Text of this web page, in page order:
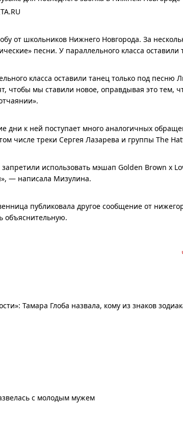
от школьников Нижнего Новгорода. За
песни. У параллельного класса
класса оставили танец только под
чтобы мы ставили новое, оправдывая это
дни к ней поступает много аналогичных
числе треки Сергея Лазарева и группы The
использовать мэшап Golden Brown x
— написала Мизулина.
публиковала другое сообщение от
объяснительную.
Тамара Глоба назвала, кому из знаков
с молодым мужем